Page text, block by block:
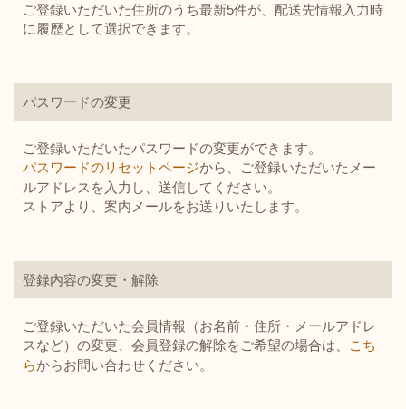
ご登録いただいた住所のうち最新5件が、配送先情報入力時
に履歴として選択できます。
パスワードの変更
ご登録いただいたパスワードの変更ができます。
パスワードのリセットページから、ご登録いただいたメー
ルアドレスを入力し、送信してください。
ストアより、案内メールをお送りいたします。
登録内容の変更・解除
ご登録いただいた会員情報（お名前・住所・メールアドレ
スなど）の変更、会員登録の解除をご希望の場合は、
こち
らからお問い合わせください。